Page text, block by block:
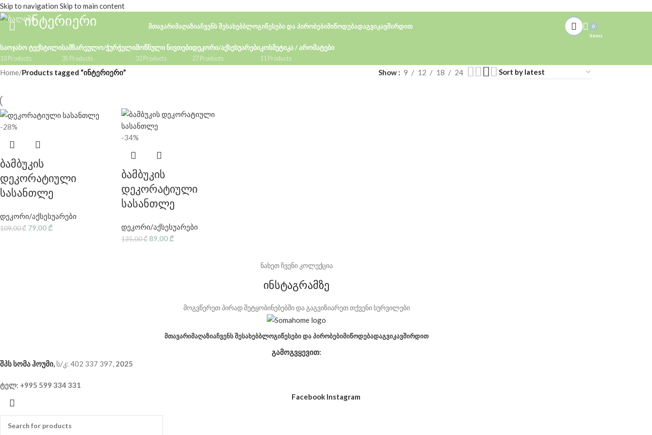
Skip to navigation Skip to main content
ᲛᲗᲐᲕᲐᲠᲘᲛᲐᲦᲐᲖᲘᲐᲩᲕᲔᲜᲡ ᲨᲔᲡᲐᲮᲔᲑᲑᲚᲝᲒᲘᲬᲔᲡᲔᲑᲘ ᲓᲐ ᲞᲘᲠᲝᲑᲔᲑᲘᲛᲘᲬᲝᲓᲔᲑᲐᲓᲐᲒᲕᲘᲙᲐᲕᲨᲘᲠᲓᲘᲗ
0
items
ინტერიერი
ᲡᲐᲝᲯᲐᲮᲝ ᲢᲔᲥᲡᲢᲘᲚᲘ
10 Products
ᲡᲐᲛᲖᲐᲠᲔᲣᲚᲝ/ᲭᲣᲠᲭᲔᲚᲘ
35 Products
ᲛᲝᲬᲜᲣᲚᲘ ᲜᲘᲕᲗᲔᲑᲘ
32 Products
ᲓᲔᲙᲝᲠᲘ/ᲐᲥᲡᲔᲡᲣᲐᲠᲔᲑᲘ
27 Products
ᲙᲝᲡᲛᲔᲢᲘᲙᲐ / ᲐᲠᲝᲛᲐᲢᲔᲑᲘ
11 Products
Home/Products tagged “ინტერიერი” Show 9 12 18 24
-28%
ბამბუკის
დეკორატიული
სასანთლე
დეკორი/აქსესუარები
109,00₾ 79,00 ₾
-34%
ბამბუკის
დეკორატიული
სასანთლე
დეკორი/აქსესუარები
135,00₾ 89,00 ₾
ნახეთ ჩვენი კოლექცია
ინსტაგრამზე
მოგვწერეთ პირად შეტყობინებებში და გაგვიზიარეთ თქვენი სურვილები
ᲛᲗᲐᲕᲐᲠᲘᲛᲐᲦᲐᲖᲘᲐᲩᲕᲔᲜᲡ ᲨᲔᲡᲐᲮᲔᲑᲑᲚᲝᲒᲘᲬᲔᲡᲔᲑᲘ ᲓᲐ ᲞᲘᲠᲝᲑᲔᲑᲘᲛᲘᲬᲝᲓᲔᲑᲐᲓᲐᲒᲕᲘᲙᲐᲕᲨᲘᲠᲓᲘᲗ
გამოგვყევით:
შპს სომა ჰოუმი, ს/კ: 402 337 397, 2025
ტელ: +995 599 334 331
Facebook Instagram